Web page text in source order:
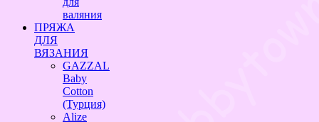
валяния
ПРЯЖА
ДЛЯ
ВЯЗАНИЯ
GAZZAL
Baby
Cotton
(Турция)
Alize